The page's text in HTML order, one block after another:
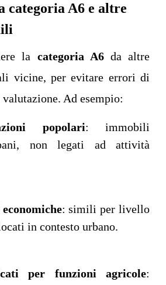
categoria A6 e altre
la categoria A6da altre
vicine, per evitare errori di
Ad esempio:
popolari: immobili
non legati ad attività
: simili per livello
in contesto urbano.
per funzioni agricole: